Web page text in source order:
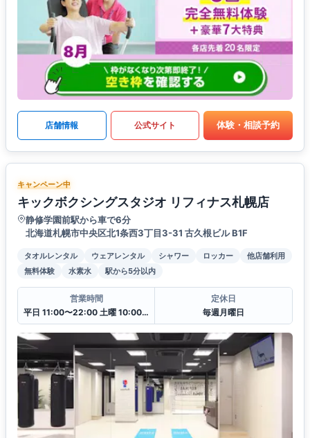
店舗情報 公式サイト 体験・相談予約
キャンペーン中
キックボクシングスタジオ リフィナス札幌店
静修学園前駅から車で6分
北海道札幌市中央区北1条西3丁目3-31 古久根ビル B1F
タオルレンタル ウェアレンタル シャワー ロッカー
他店舗利用
無料体験
水素水 駅から5分以内
営業時間
平日 11:00〜22:00 土曜 10:00〜20:00 日・祝 10:00〜18:00
定休日
毎週月曜日